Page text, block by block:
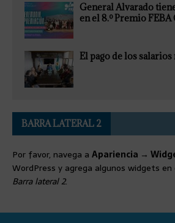
General Alvarado
en el 8.º Premio
El pago de los
BARRA LATERAL 2
Por favor, navega a Apariencia →
WordPress y agrega algunos widgets
Barra lateral 2.